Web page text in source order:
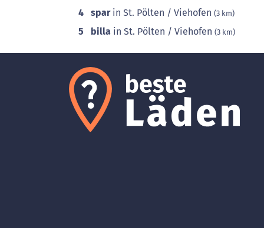
4 sparin St. Pölten / Viehofen (3 km)
5 billa in St. Pölten / Viehofen (3 km)